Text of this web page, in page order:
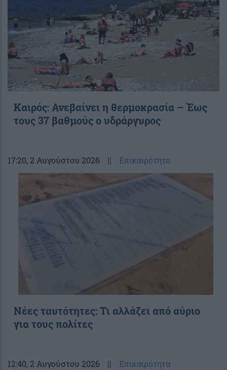
Καιρός: Ανεβαίνει η θερμοκρασία – Έως
τους 37 βαθμούς ο υδράργυρος
17:20, 2 Αυγούστου 2026 || Επικαιρότητα
Νέες ταυτότητες: Τι αλλάζει από αύριο
για τους πολίτες
12:40, 2 Αυγούστου 2026 || Επικαιρότητα